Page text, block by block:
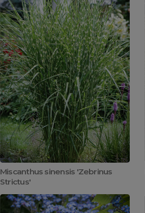
Miscanthus sinensis 'Zebrinus
Strictus'